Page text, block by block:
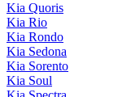
Kia Quoris
Kia Rio
Kia Rondo
Kia Sedona
Kia Sorento
Kia Soul